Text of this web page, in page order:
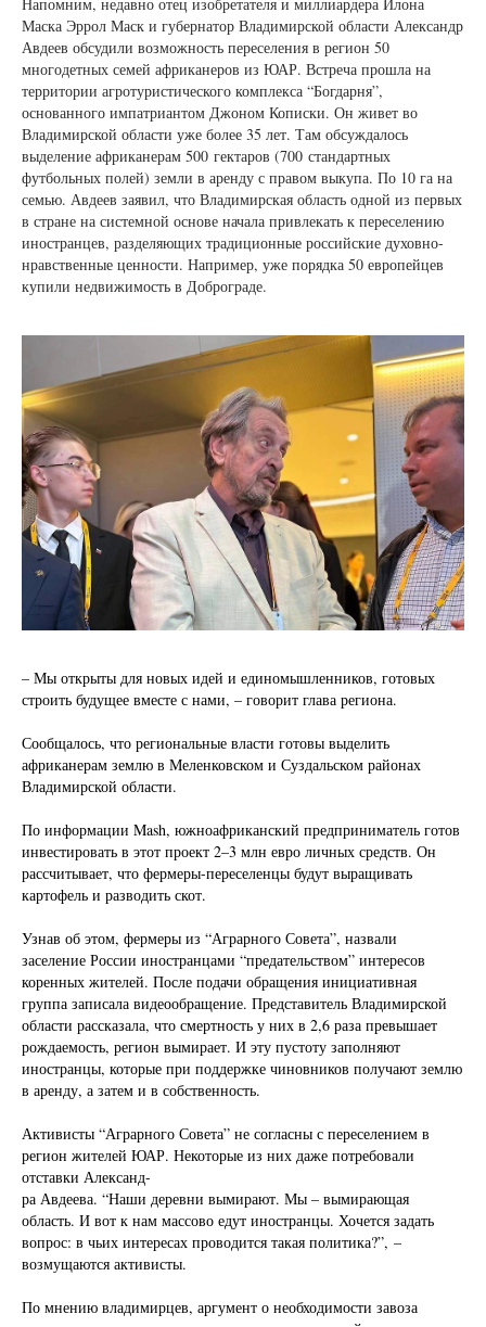
Маска Эррол Маск и губернатор Владимирской области Александр
Авдеев обсудили возможность переселения в регион 50
многодетных семей африканеров из ЮАР. Встреча прошла на
территории агротуристического комплекса “Богдарня”,
основанного импатриантом Джоном Кописки. Он живет во
Владимирской области уже более 35 лет. Там обсуждалось
выделение африканерам 500 гектаров (700 стандартных
футбольных полей) земли в аренду с правом выкупа. По 10 га на
семью. Авдеев заявил, что Владимирская область одной из первых
в стране на системной основе начала привлекать к переселению
иностранцев, разделяющих традиционные российские духовно-
нравственные ценности. Например, уже порядка 50 европейцев
купили недвижимость в Доброграде.
– Мы открыты для новых идей и единомышленников, готовых
строить будущее вместе с нами, – говорит глава региона.
Сообщалось, что региональные власти готовы выделить
африканерам землю в Меленковском и Суздальском районах
Владимирской области.
По информации Mash, южноафриканский предприниматель готов
инвестировать в этот проект 2–3 млн евро личных средств. Он
рассчитывает, что фермеры-переселенцы будут выращивать
картофель и разводить скот.
Узнав об этом, фермеры из “Аграрного Совета”, назвали
заселение России иностранцами “предательством” интересов
коренных жителей. После подачи обращения инициативная
группа записала видеообращение. Представитель Владимирской
области рассказала, что смертность у них в 2,6 раза превышает
рождаемость, регион вымирает. И эту пустоту заполняют
иностранцы, которые при поддержке чиновников получают землю
в аренду, а затем и в собственность.
Активисты “Аграрного Совета” не согласны с переселением в
регион жителей ЮАР. Некоторые из них даже потребовали
отставки Александ-
ра Авдеева. “Наши деревни вымирают. Мы – вымирающая
область. И вот к нам массово едут иностранцы. Хочется задать
вопрос: в чьих интересах проводится такая политика?”, –
возмущаются активисты.
По мнению владимирцев, аргумент о необходимости завоза